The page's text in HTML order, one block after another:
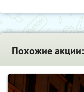
Похожие акции: